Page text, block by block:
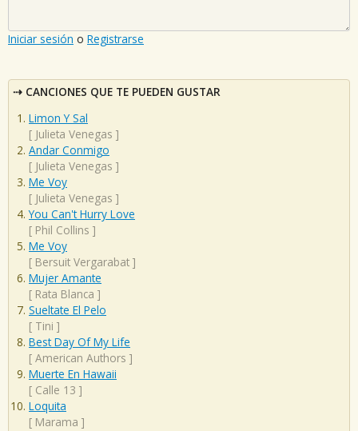
Iniciar sesión o Registrarse
CANCIONES QUE TE PUEDEN GUSTAR
Limon Y Sal
[ Julieta Venegas ]
Andar Conmigo
[ Julieta Venegas ]
Me Voy
[ Julieta Venegas ]
You Can't Hurry Love
[ Phil Collins ]
Me Voy
[ Bersuit Vergarabat ]
Mujer Amante
[ Rata Blanca ]
Sueltate El Pelo
[ Tini ]
Best Day Of My Life
[ American Authors ]
Muerte En Hawaii
[ Calle 13 ]
Loquita
[ Marama ]